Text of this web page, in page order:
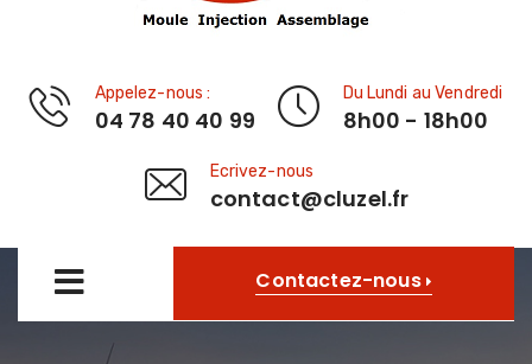
Appelez-nous :
04 78 40 40 99
Du Lundi au Vendredi
8h00 - 18h00
Ecrivez-nous
contact@cluzel.fr
Contactez-nous